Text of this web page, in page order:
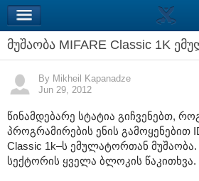
მუშაობა MIFARE Classic 1K
By Mikheil Kapanadze
Jun 29, 2012
წინამდებარე სტატია გიჩვენებთ,
პროგრამირების ენის გამოყენებით
Classic 1k–ს ემულატორთან
სექტორის ყველა ბლოკის წაკითხვა.